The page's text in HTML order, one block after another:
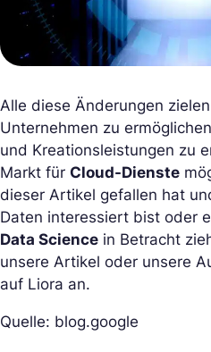
Alle diese Änderungen
Unternehmen zu
und Kreationsleistungen zu
Markt für Cloud-Dienste
dieser Artikel gefallen hat
Daten interessiert bist oder
Data Science in Betracht
unsere Artikel oder unsere
auf Liora an.
Quelle: blog.google